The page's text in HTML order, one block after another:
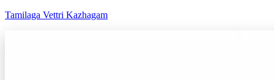
Tamilaga Vettri Kazhagam